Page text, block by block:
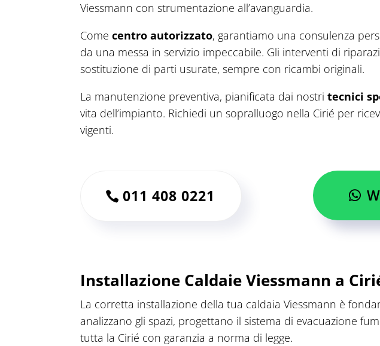
Viessmann con strumentazione all’avanguardia.
Comecentro autorizzato, garantiamo una consulenza
da una messa in servizio impeccabile. Gli interventi di
sostituzione di parti usurate, sempre con ricambi originali.
La manutenzione preventiva, pianificata dai nostritecnici
vita dell’impianto. Richiedi un sopralluogo nella Cirié per
vigenti.
011 408 0221
Installazione Caldaie Viessmann a
La corretta installazione della tua caldaia Viessmann è
analizzano gli spazi, progettano il sistema di evacuazione
tutta la Cirié con garanzia a norma di legge.